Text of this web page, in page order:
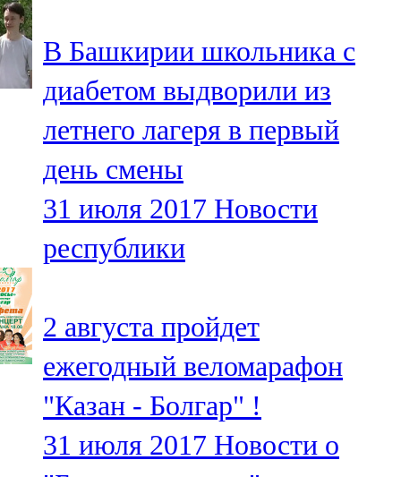
Чүпрәле
91,0 FM
Шәмәрдән
102,3 FM
Яңа чишмә
107,0 FM
105,5 FM
В Башкирии школьника с
диабетом выдворили из
летнего лагеря в первый
день смены
31 июля 2017 Новости
республики
2 августа пройдет
ежегодный веломарафон
"Казан - Болгар" !
31 июля 2017 Новости о